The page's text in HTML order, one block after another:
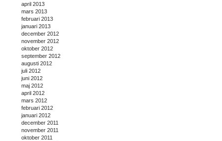
april 2013
mars 2013
februari 2013
januari 2013
december 2012
november 2012
oktober 2012
september 2012
augusti 2012
juli 2012
juni 2012
maj 2012
april 2012
mars 2012
februari 2012
januari 2012
december 2011
november 2011
oktober 2011